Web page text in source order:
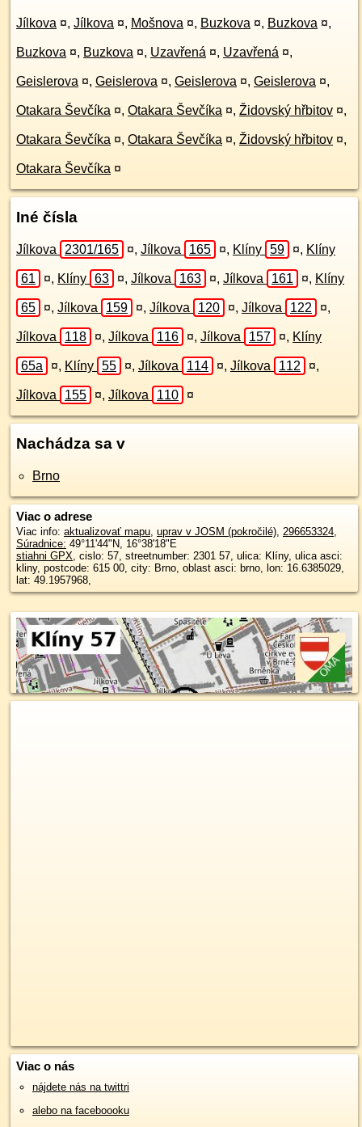
Jílkova ¤, Jílkova ¤, Mošnova ¤, Buzkova ¤, Buzkova ¤,
Buzkova ¤, Buzkova ¤, Uzavřená ¤, Uzavřená ¤,
Geislerova ¤, Geislerova ¤, Geislerova ¤, Geislerova ¤,
Otakara Ševčíka ¤, Otakara Ševčíka ¤, Židovský hřbitov ¤,
Otakara Ševčíka ¤, Otakara Ševčíka ¤, Židovský hřbitov ¤,
Otakara Ševčíka ¤
Iné čísla
Jílkova 2301/165 ¤, Jílkova 165 ¤, Klíny 59 ¤, Klíny
61 ¤, Klíny 63 ¤, Jílkova 163 ¤, Jílkova 161 ¤, Klíny
65 ¤, Jílkova 159 ¤, Jílkova 120 ¤, Jílkova 122 ¤,
Jílkova 118 ¤, Jílkova 116 ¤, Jílkova 157 ¤, Klíny
65a ¤, Klíny 55 ¤, Jílkova 114 ¤, Jílkova 112 ¤,
Jílkova 155 ¤, Jílkova 110 ¤
Nachádza sa v
Brno
Viac o adrese
Viac info: aktualizovať mapu, uprav v JOSM (pokročilé), 296653324,
Súradnice: 49°11'44"N, 16°38'18"E
stiahni GPX, cislo: 57, streetnumber: 2301 57, ulica: Klíny, ulica asci:
kliny, postcode: 615 00, city: Brno, oblast asci: brno, lon: 16.6385029,
lat: 49.1957968,
Viac o nás
nájdete nás na twittri
alebo na faceboooku